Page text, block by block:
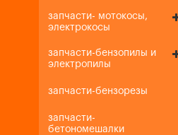
запчасти- мотокосы,
электрокосы
запчасти-бензопилы и
электропилы
запчасти-бензорезы
запчасти-
бетономешалки